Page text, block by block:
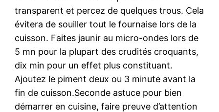
transparent et percez de quelques trous. Cela
évitera de souiller tout le fournaise lors de la
cuisson. Faites jaunir au micro-ondes lors de
5 mn pour la plupart des crudités croquants,
dix min pour un effet plus constituant.
Ajoutez le piment deux ou 3 minute avant la
fin de cuisson.Seconde astuce pour bien
démarrer en cuisine, faire preuve d’attention